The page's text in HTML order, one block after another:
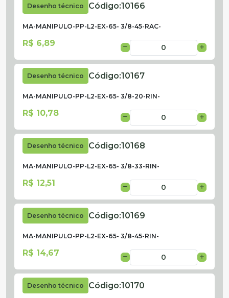
Desenho técnico Código:10166
MA-MANIPULO-PP-L2-EX-65- 3/8-45-RAC-
R$ 6,89
Desenho técnico Código:10167
MA-MANIPULO-PP-L2-EX-65- 3/8-20-RIN-
R$ 10,78
Desenho técnico Código:10168
MA-MANIPULO-PP-L2-EX-65- 3/8-33-RIN-
R$ 12,51
Desenho técnico Código:10169
MA-MANIPULO-PP-L2-EX-65- 3/8-45-RIN-
R$ 14,67
Desenho técnico Código:10170